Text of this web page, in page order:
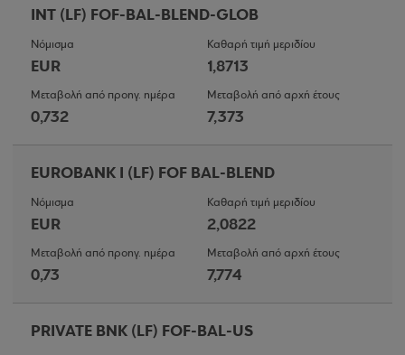
INT (LF) FOF-BAL-BLEND-GLOB
Νόμισμα
EUR
Καθαρή τιμή μεριδίου
1,8713
Μεταβολή από προηγ. ημέρα
0,732
Μεταβολή από αρχή έτους
7,373
EUROBANK I (LF) FOF BAL-BLEND
Νόμισμα
EUR
Καθαρή τιμή μεριδίου
2,0822
Μεταβολή από προηγ. ημέρα
0,73
Μεταβολή από αρχή έτους
7,774
PRIVATE BNK (LF) FOF-BAL-US